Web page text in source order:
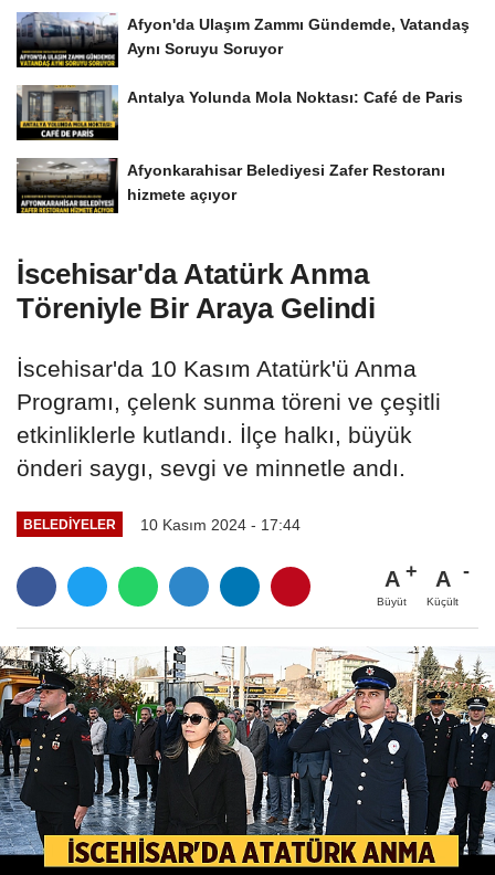
Afyon'da Ulaşım Zammı Gündemde, Vatandaş
Aynı Soruyu Soruyor
Antalya Yolunda Mola Noktası: Café de Paris
Afyonkarahisar Belediyesi Zafer Restoranı
hizmete açıyor
İscehisar'da Atatürk Anma
Töreniyle Bir Araya Gelindi
İscehisar'da 10 Kasım Atatürk'ü Anma
Programı, çelenk sunma töreni ve çeşitli
etkinliklerle kutlandı. İlçe halkı, büyük
önderi saygı, sevgi ve minnetle andı.
BELEDIYELER 10 Kasım 2024 - 17:44
A
Büyüt
A
Küçült